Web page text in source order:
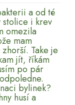
a od té
i krev
omezila
mam
Take je
jít, říkám
po pár
bylinek?
husí a